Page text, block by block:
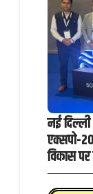
नई
एक्सपो-
विकास